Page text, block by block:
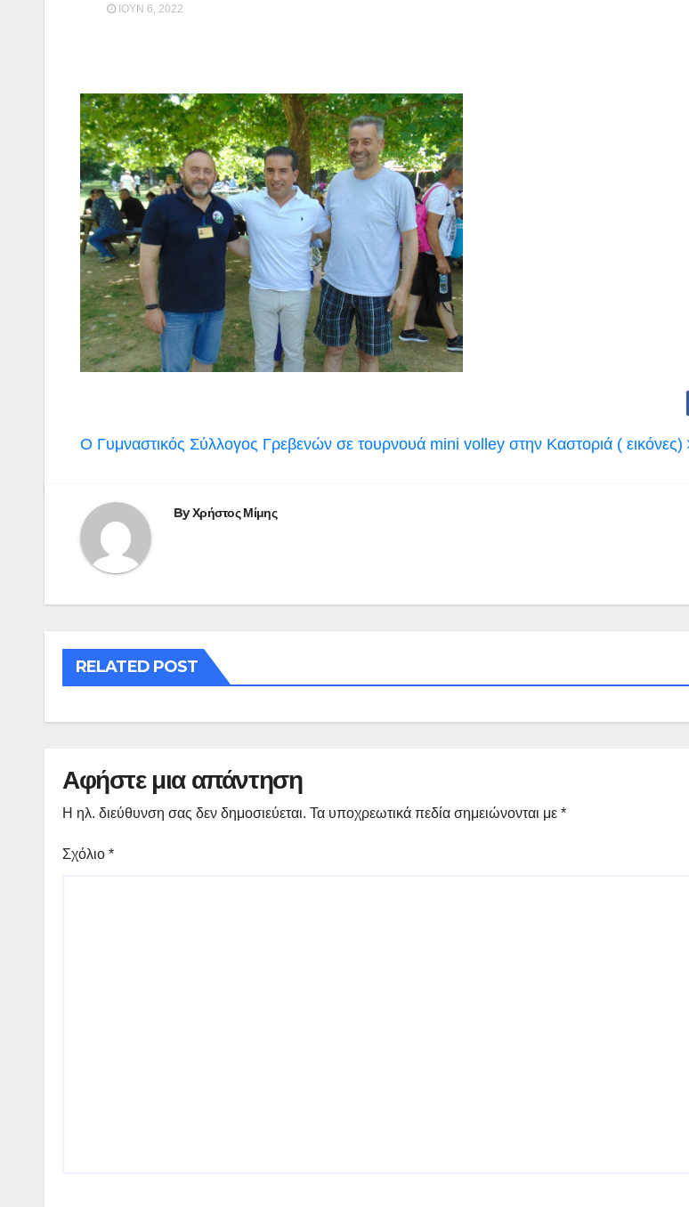
ΙΟΎΝ 6, 2022
Πλοήγηση
Ο Γυμναστικός Σύλλογος Γρεβενών σε τουρνουά mini volley στην Καστοριά ( εικόνες)
ByΧρήστος Μίμης
RELATED POST
Αφήστε μια απάντηση
Η ηλ. διεύθυνση σας δεν δημοσιεύεται. Τα υποχρεωτικά πεδία σημειώνονται με *
Σχόλιο *